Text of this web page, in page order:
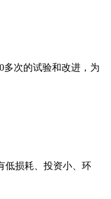
多次的试验和改进，为
低损耗、投资小、环